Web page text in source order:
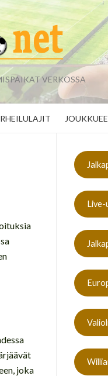
VERKOSSA
joka
Live-